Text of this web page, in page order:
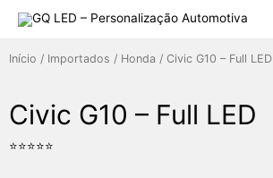
Início / Importados / Honda / Civic G10 – Full LED
Civic G10 – Full LED
⭐⭐⭐⭐⭐